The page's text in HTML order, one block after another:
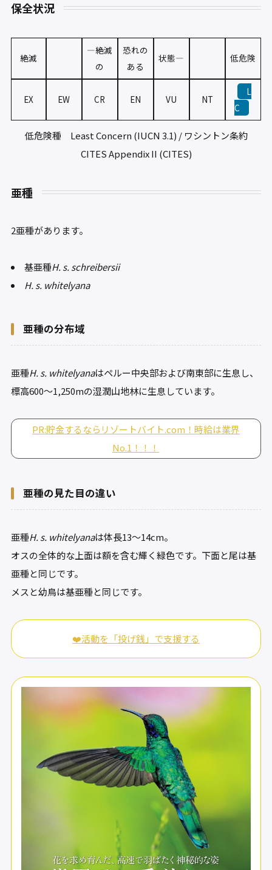
保全状況
絶滅
—絶滅
の
恐れの
ある
状態— 低危険
EX EW CR EN VU NT
L
C
低危険種 Least Concern (IUCN 3.1) / ワシントン条約
CITES Appendix II (CITES)
亜種
2亜種があります。
基亜種H. s. schreibersii
H. s. whitelyana
亜種の分布域
亜種H. s. whitelyanaはペルー中央部および南東部に生息し、
標高600〜1,250mの湿潤山地林に生息しています。
PR:貯金するならリゾートバイト.com！時給は業界
No.1！！！
亜種の見た目の違い
亜種H. s. whitelyanaは体長13〜14cm。
オスの全体的な上面は額を含む輝く緑色です。下面と尾は基
亜種と同じです。
メスと幼鳥は基亜種と同じです。
❤️活動を「投げ銭」で支援する